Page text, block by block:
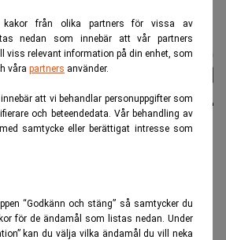
kakor från olika partners för vissa av
nedan som innebär att vår partners
viss relevant information på din enhet, som
våra partners använder.
att vi behandlar personuppgifter som
och beteendedata. Vår behandling av
samtycke eller berättigat intresse som
“Godkänn och stäng” så samtycker du
för de ändamål som listas nedan. Under
kan du välja vilka ändamål du vill neka
bankkontor när krisen